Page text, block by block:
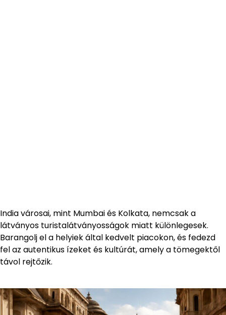
India városai, mint Mumbai és Kolkata, nemcsak a
látványos turistalátványosságok miatt különlegesek.
Barangolj el a helyiek által kedvelt piacokon, és fedezd
fel az autentikus ízeket és kultúrát, amely a tömegektől
távol rejtőzik.